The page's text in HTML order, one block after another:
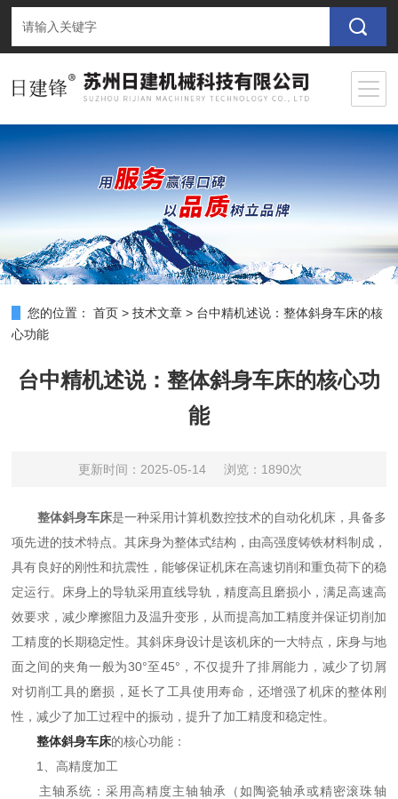
您的位置： 首页 >技术文章 > 台中精机述说：整体斜身车床的核
心功能
台中精机述说：整体斜身车床的核心功
能
更新时间：2025-05-14 浏览：1890次
整体斜身车床是一种采用计算机数控技术的自动化机床，具备多
项先进的技术特点。其床身为整体式结构，由高强度铸铁材料制成，
具有良好的刚性和抗震性，能够保证机床在高速切削和重负荷下的稳
定运行。床身上的导轨采用直线导轨，精度高且磨损小，满足高速高
效要求，减少摩擦阻力及温升变形，从而提高加工精度并保证切削加
工精度的长期稳定性。其斜床身设计是该机床的一大特点，床身与地
面之间的夹角一般为30°至45°，不仅提升了排屑能力，减少了切屑
对切削工具的磨损，延长了工具使用寿命，还增强了机床的整体刚
性，减少了加工过程中的振动，提升了加工精度和稳定性。
整体斜身车床的核心功能：
1、高精度加工
主轴系统：采用高精度主轴轴承（如陶瓷轴承或精密滚珠轴